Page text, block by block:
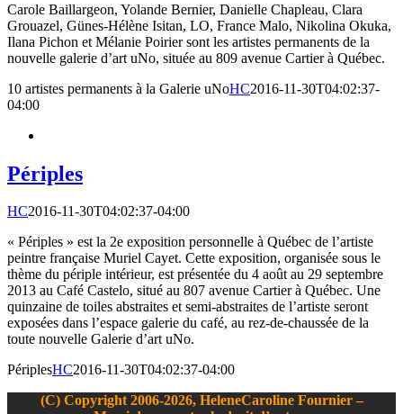
Carole Baillargeon, Yolande Bernier, Danielle Chapleau, Clara
Grouazel, Günes-Hélène Isitan, LO, France Malo, Nikolina Okuka,
Ilana Pichon et Mélanie Poirier sont les artistes permanents de la
nouvelle galerie d’art uNo, située au 809 avenue Cartier à Québec.
10 artistes permanents à la Galerie uNoHC2016-11-30T04:02:37-
04:00
Périples
HC2016-11-30T04:02:37-04:00
« Périples » est la 2e exposition personnelle à Québec de l’artiste
peintre française Muriel Cayet. Cette exposition, organisée sous le
thème du périple intérieur, est présentée du 4 août au 29 septembre
2013 au Café Castelo, situé au 807 avenue Cartier à Québec. Une
quinzaine de toiles abstraites et semi-abstraites de l’artiste seront
exposées dans l’espace galerie du café, au rez-de-chaussée de la
toute nouvelle Galerie d’art uNo.
PériplesHC2016-11-30T04:02:37-04:00
(C) Copyright 2006-2026, HeleneCaroline Fournier –